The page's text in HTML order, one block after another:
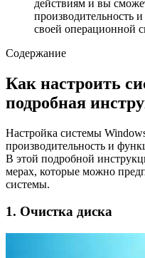
действиям и вы
производительность
своей операционной
Содержание
Как настроить
подробная
Настройка системы
производительность и
В этой подробной
мерах, которые можно
системы.
1. Очистка диска